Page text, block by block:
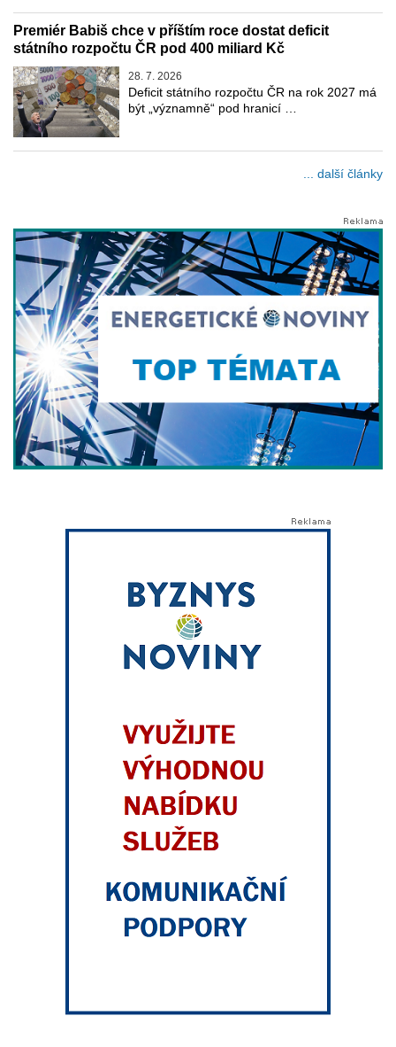
Premiér Babiš chce v příštím roce dostat deficit
státního rozpočtu ČR pod 400 miliard Kč
28. 7. 2026
Deficit státního rozpočtu ČR na rok 2027 má
být „významně“ pod hranicí …
... další články